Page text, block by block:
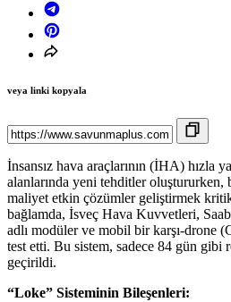
veya linki kopyala
İnsansız hava araçlarının (İHA) hızla
alanlarında yeni tehditler oluştururken,
maliyet etkin çözümler geliştirmek
bağlamda, İsveç Hava Kuvvetleri,
adlı modüler ve mobil bir karşı-drone
test etti. Bu sistem, sadece 84 gün gibi
geçirildi.
“Loke” Sisteminin Bileşenleri: